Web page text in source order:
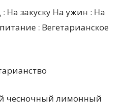
На закуску На ужин : На
: Вегетарианское
чесночный лимонный